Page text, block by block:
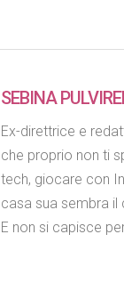
SEBINA
Ex-direttrice e
che proprio non ti
tech, giocare con
casa sua sembra il
E non si capisce